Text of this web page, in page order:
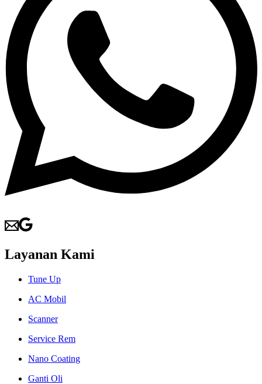
Layanan Kami
Tune Up
AC Mobil
Scanner
Service Rem
Nano Coating
Ganti Oli